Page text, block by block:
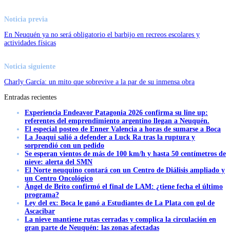
Noticia previa
En Neuquén ya no será obligatorio el barbijo en recreos escolares y
actividades físicas
Noticia siguiente
Charly García: un mito que sobrevive a la par de su inmensa obra
Entradas recientes
Experiencia Endeavor Patagonia 2026 confirma su line up:
referentes del emprendimiento argentino llegan a Neuquén.
El especial posteo de Enner Valencia a horas de sumarse a Boca
La Joaqui salió a defender a Luck Ra tras la ruptura y
sorprendió con un pedido
Se esperan vientos de más de 100 km/h y hasta 50 centímetros de
nieve: alerta del SMN
El Norte neuquino contará con un Centro de Diálisis ampliado y
un Centro Oncológico
Ángel de Brito confirmó el final de LAM: ¿tiene fecha el último
programa?
Ley del ex: Boca le ganó a Estudiantes de La Plata con gol de
Ascacibar
La nieve mantiene rutas cerradas y complica la circulación en
gran parte de Neuquén: las zonas afectadas